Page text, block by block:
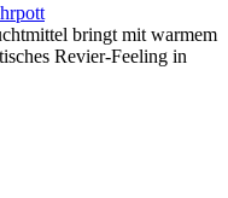
bringt mit warmem
Revier-Feeling in